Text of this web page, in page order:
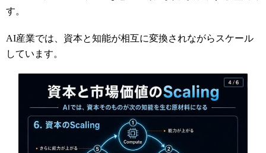
す。
AI産業では、資本と知能が相互に変換されながらスケール
しています。